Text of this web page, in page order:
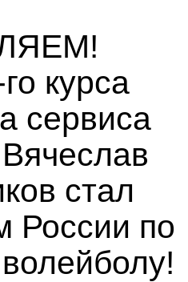
курса
сервиса
стал
России по